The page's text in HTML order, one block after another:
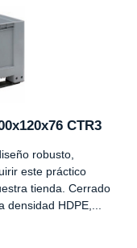
CTR3
robusto,
este práctico
tienda. Cerrado
HDPE,...